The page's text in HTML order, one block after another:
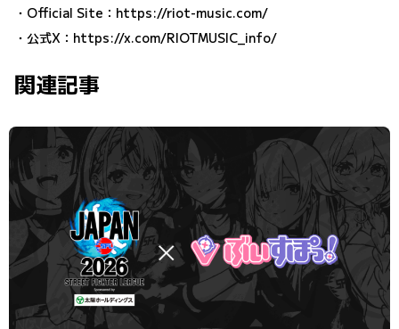
・Official Site： https://riot-music.com/
・公式X： https://x.com/RIOTMUSIC_info/
関連記事